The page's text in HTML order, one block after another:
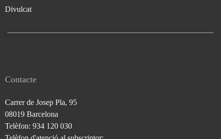
Divulcat
Contacte
Carrer de Josep Pla, 95
08019 Barcelona
Telèfon: 934 120 030